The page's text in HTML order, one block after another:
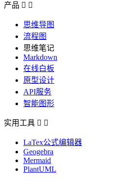
产品  
思维导图
流程图
思维笔记
Markdown
在线白板
原型设计
API服务
智能图形
实用工具  
LaTex公式编辑器
Geogebra
Mermaid
PlantUML